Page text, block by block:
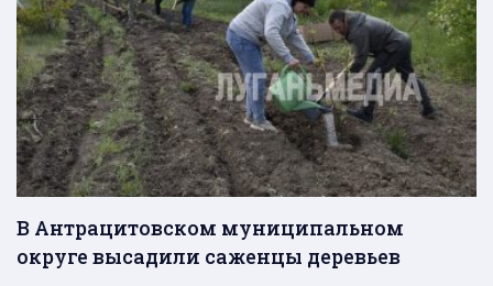
В Антрацитовском муниципальном
округе высадили саженцы деревьев